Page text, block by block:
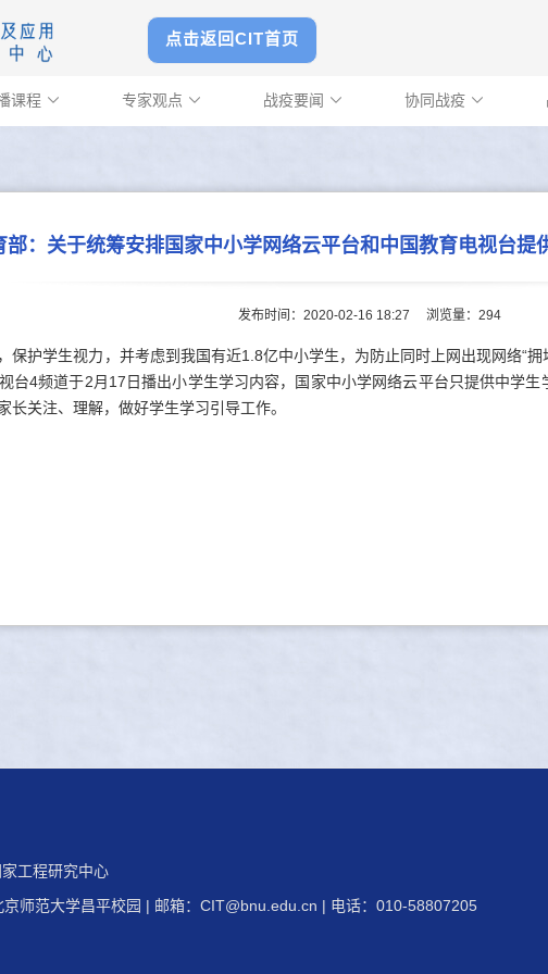
点击返回CIT首页
课程  专家观点  战疫要闻  协同战疫 
部：关于统筹安排国家中小学网络云平台和中国教育电视台提
发布时间：2020-02-16 18:27 浏览量： 294
保护学生视力，并考虑到我国有近1.8亿中小学生，为防止同时上网出现网络“
台4频道于2月17日播出小学生学习内容，国家中小学网络云平台只提供中学生
长关注、理解，做好学生学习引导工作。
工程研究中心
师范大学昌平校园 | 邮箱： CIT@bnu.edu.cn | 电话：010-58807205